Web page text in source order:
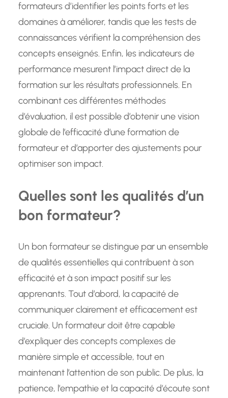
formateurs d’identifier les points forts et les
domaines à améliorer, tandis que les tests de
connaissances vérifient la compréhension des
concepts enseignés. Enfin, les indicateurs de
performance mesurent l’impact direct de la
formation sur les résultats professionnels. En
combinant ces différentes méthodes
d’évaluation, il est possible d’obtenir une vision
globale de l’efficacité d’une formation de
formateur et d’apporter des ajustements pour
optimiser son impact.
Quelles sont les qualités d’un
bon formateur?
Un bon formateur se distingue par un ensemble
de qualités essentielles qui contribuent à son
efficacité et à son impact positif sur les
apprenants. Tout d’abord, la capacité de
communiquer clairement et efficacement est
cruciale. Un formateur doit être capable
d’expliquer des concepts complexes de
manière simple et accessible, tout en
maintenant l’attention de son public. De plus, la
patience, l’empathie et la capacité d’écoute sont